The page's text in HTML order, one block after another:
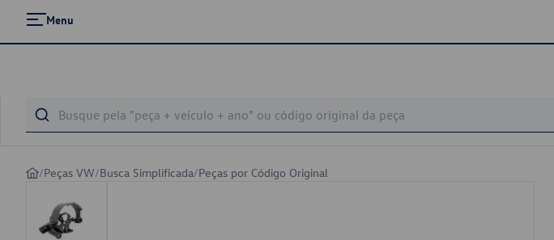
Menu
/Peças VW/Busca Simplificada/Peças por Código Original